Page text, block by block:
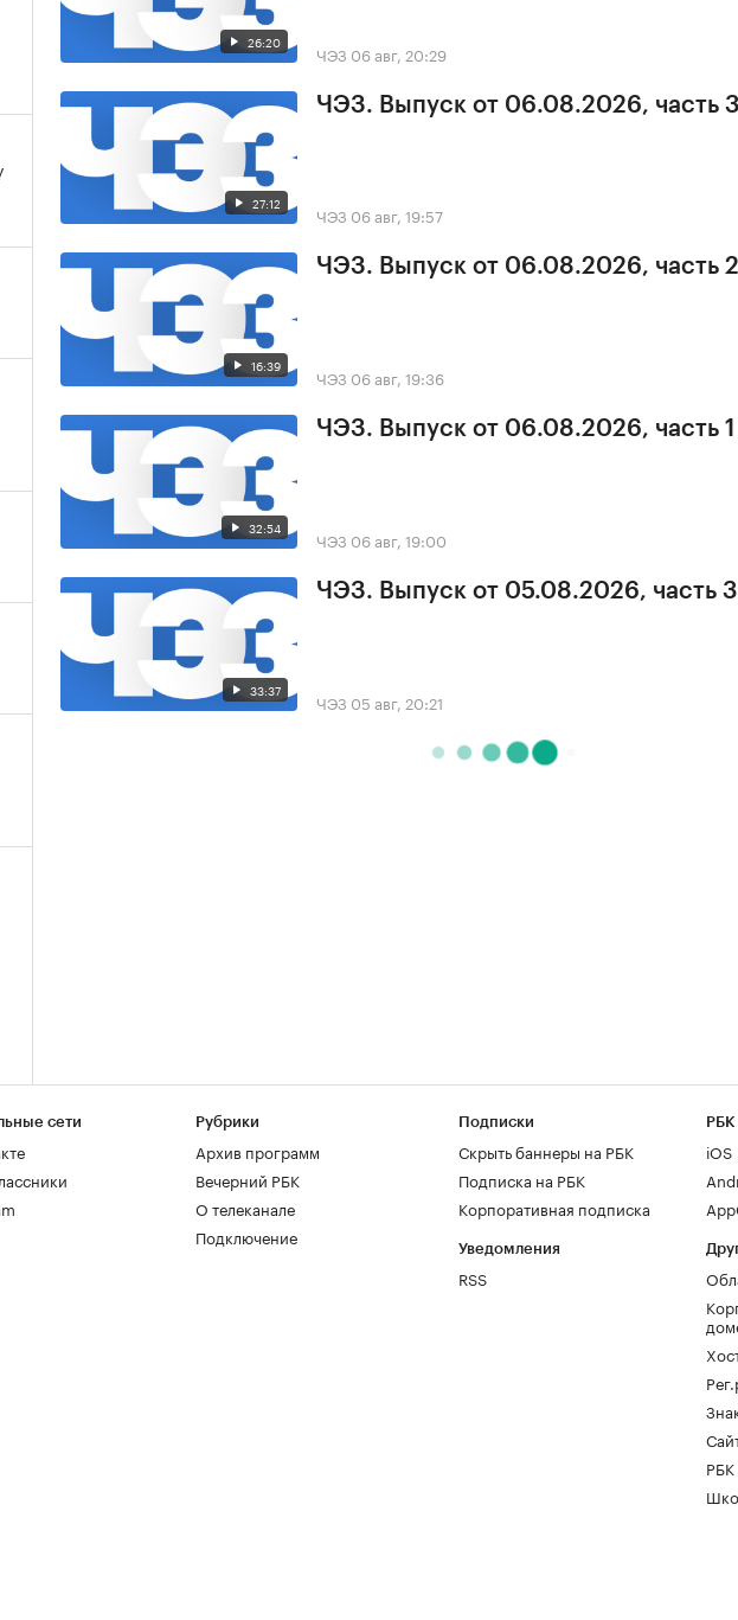
26:20 ЧЭЗ 06 авг, 20:29
27:12
ЧЭЗ. Выпуск от 06.08.2026, часть
ЧЭЗ 06 авг, 19:57
16:39
ЧЭЗ. Выпуск от 06.08.2026, часть 2
ЧЭЗ 06 авг, 19:36
32:54
ЧЭЗ. Выпуск от 06.08.2026, часть 1
ЧЭЗ 06 авг, 19:00
33:37
ЧЭЗ. Выпуск от 05.08.2026, часть 3
ЧЭЗ 05 авг, 20:21
сети Рубрики
Архив программ
Вечерний РБК
О телеканале
Подключение
Подписки
Скрыть баннеры на РБК
Подписка на РБК
Корпоративная подписка
Уведомления
RSS
РБК
iOS